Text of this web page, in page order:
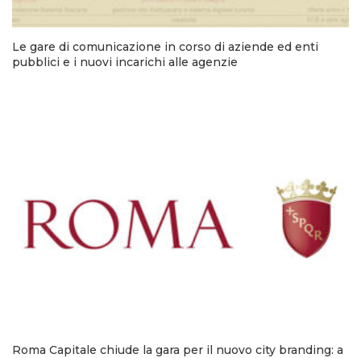
Le gare di comunicazione in corso di aziende ed enti
pubblici e i nuovi incarichi alle agenzie
Roma Capitale chiude la gara per il nuovo city branding: a